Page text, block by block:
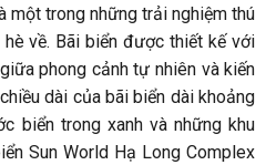
một trong những trải nghiệm thú
về. Bãi biển được thiết kế với
phong cảnh tự nhiên và kiến
dài của bãi biển dài khoảng
biển trong xanh và những khu
Sun World Hạ Long Complex